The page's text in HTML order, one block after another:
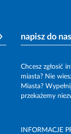
napisz do nas
Chcesz zgłosić
miasta? Nie
Miasta?
przekażemy
INFORMACJE